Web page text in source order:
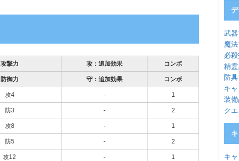
攻撃力 攻：追加効果 コンボ
防御力 守：追加効果 コンボ
攻4 - 1
防3 - 2
攻8 - 1
防5 - 2
攻12 - 1
武
魔
必
精
防
キ
装
ク
キ